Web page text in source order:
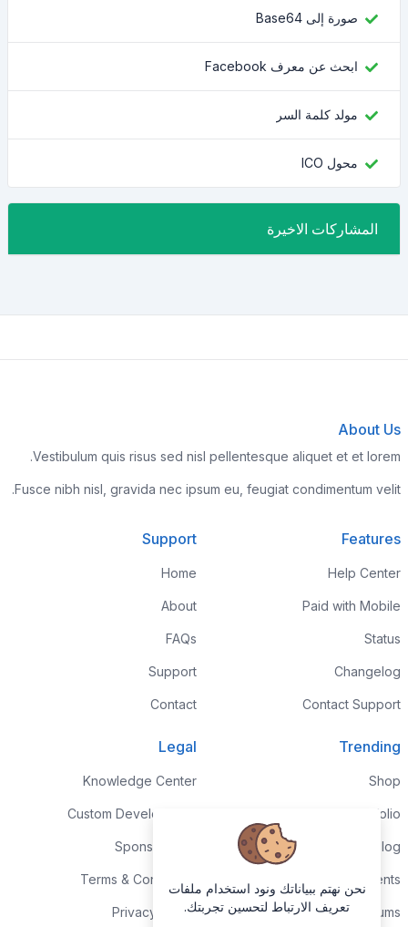
صورة إلى Base64
ابحث عن معرف Facebook
مولد كلمة السر
محول ICO
المشاركات الاخيرة
About Us
Vestibulum quis risus sed nisl pellentesque aliquet et et lorem.
Fusce nibh nisl, gravida nec ipsum eu, feugiat condimentum velit.
Features
Help Center
Paid with Mobile
Status
Changelog
Contact Support
Support
Home
About
FAQs
Support
Contact
Trending
Shop
Portfolio
Blog
Events
Forums
Legal
Knowledge Center
Custom Development
Sponsorships
Terms & Conditions
Privacy Policy
نحن نهتم ببياناتك ونود استخدام ملفات
تعريف الارتباط لتحسين تجربتك.